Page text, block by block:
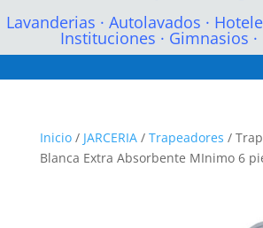
Lavanderias · Autolavados ·
Instituciones · Gimnasios ·
Inicio/ JARCERIA/ Trapeadores /
Blanca Extra Absorbente MInimo 6